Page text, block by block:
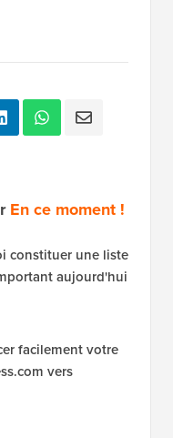
En ce moment !
constituer une liste
aujourd'hui
facilement votre
vers